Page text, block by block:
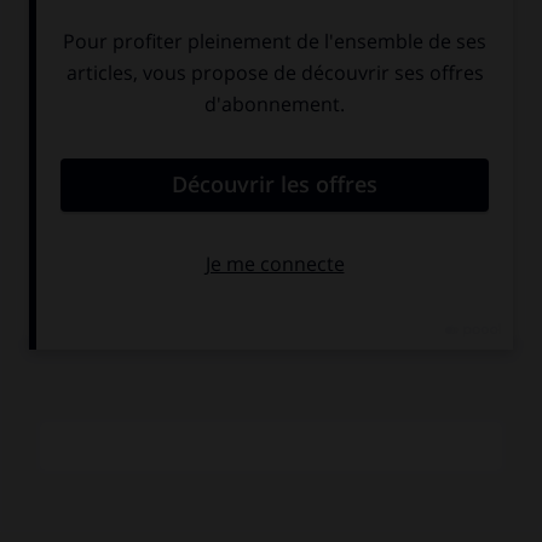
fait de lui le meilleur buteur de l'histoire de l'équipe de
France, devant
. Il est le seul joueur français à
avoir joué lors de quatre Coupes du monde (1998, 2002,
2006 et 2010).
Certains de ses buts ont été décisifs pour l'équipe de
Championnat d'Europe des Nations de 2000, contre le
Portugal, puis son but contre l'Irlande en match de
a inscrit le seul but du quart de finale contre le Brésil.